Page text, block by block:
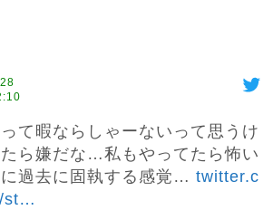
て暇ならしゃーないって思うけ
ら嫌だな…私もやってたら怖い
過去に固執する感覚… twitter.c
st…